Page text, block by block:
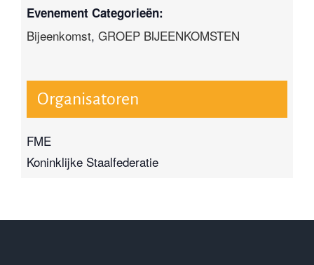
Evenement Categorieën:
Bijeenkomst, GROEP BIJEENKOMSTEN
Organisatoren
FME
Koninklijke Staalfederatie